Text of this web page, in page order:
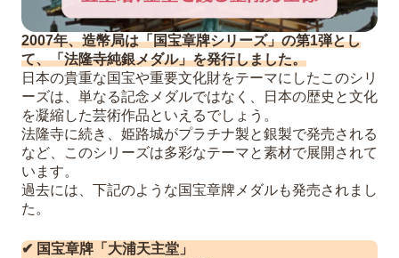
2007年、造幣局は「国宝章牌シリーズ」の第1弾とし
て、「法隆寺純銀メダル」を発行しました。
日本の貴重な国宝や重要文化財をテーマにしたこのシリ
ーズは、単なる記念メダルではなく、日本の歴史と文化
を凝縮した芸術作品といえるでしょう。
法隆寺に続き、姫路城がプラチナ製と銀製で発売される
など、このシリーズは多彩なテーマと素材で展開されて
います。
過去には、下記のような国宝章牌メダルも発売されまし
た。
✔ 国宝章牌「大浦天主堂」